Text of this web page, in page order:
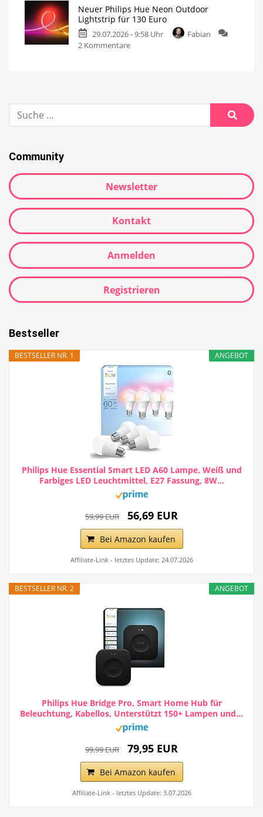
Neuer Philips Hue Neon Outdoor
Lightstrip für 130 Euro
29.07.2026 - 9:58 Uhr
Fabian
2 Kommentare
Community
Newsletter
Kontakt
Anmelden
Registrieren
Bestseller
ANGEBOT
BESTSELLER NR. 1
Philips Hue Essential Smart LED A60 Lampe, Weiß und
Farbiges LED Leuchtmittel, E27 Fassung, 8W...
59,99 EUR 56,69 EUR
Bei Amazon kaufen
Affiliate-Link - letztes Update: 24.07.2026
ANGEBOT
BESTSELLER NR. 2
Philips Hue Bridge Pro, Smart Home Hub für
Beleuchtung, Kabellos, Unterstützt 150+ Lampen und...
99,99 EUR 79,95 EUR
Bei Amazon kaufen
Affiliate-Link - letztes Update: 3.07.2026